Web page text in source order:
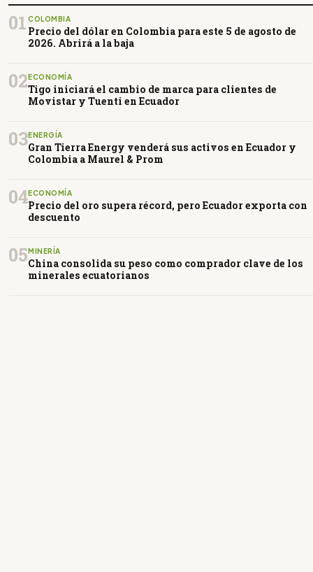
01 COLOMBIA
Precio del dólar en Colombia para este 5 de agosto de
2026. Abrirá a la baja
02 ECONOMÍA
Tigo iniciará el cambio de marca para clientes de
Movistar y Tuenti en Ecuador
03ENERGÍA
Gran Tierra Energy venderá sus activos en Ecuador y
Colombia a Maurel & Prom
04ECONOMÍA
Precio del oro supera récord, pero Ecuador exporta con
descuento
05 MINERÍA
China consolida su peso como comprador clave de los
minerales ecuatorianos